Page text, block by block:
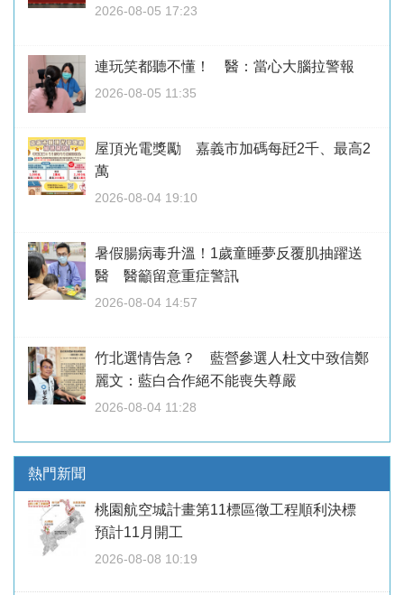
2026-08-05 17:23
連玩笑都聽不懂！ 醫：當心大腦拉警報
2026-08-05 11:35
屋頂光電獎勵 嘉義市加碼每瓩2千、最高2
萬
2026-08-04 19:10
暑假腸病毒升溫！1歲童睡夢反覆肌抽躍送
醫 醫籲留意重症警訊
2026-08-04 14:57
竹北選情告急？ 藍營參選人杜文中致信鄭
麗文：藍白合作絕不能喪失尊嚴
2026-08-04 11:28
熱門新聞
桃園航空城計畫第11標區徵工程順利決標
預計11月開工
2026-08-08 10:19